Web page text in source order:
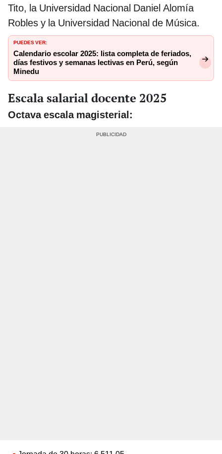
Tito, la Universidad Nacional Daniel Alomía
Robles y la Universidad Nacional de Música.
PUEDES VER:
Calendario escolar 2025: lista completa de feriados,
días festivos y semanas lectivas en Perú, según
Minedu
Escala salarial docente 2025
Octava escala magisterial: